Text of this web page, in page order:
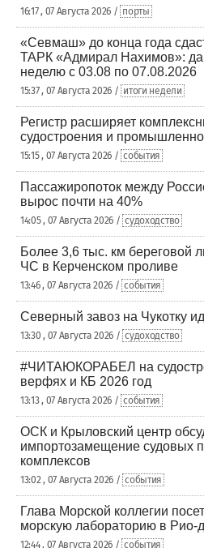
16:17 , 07 Августа 2026 / порты
«Севмаш» до конца года
ТАРК «Адмирал Нахимов»:
неделю с 03.08 по 07.08.2026
15:37 , 07 Августа 2026 / итоги недели
Регистр расширяет
судостроения и
15:15 , 07 Августа 2026 / события
Пассажиропоток между
вырос почти на 40%
14:05 , 07 Августа 2026 / судоходство
Более 3,6 тыс. км береговой
ЧС в Керченском проливе
13:46 , 07 Августа 2026 / события
Северный завоз на Чукотку
13:30 , 07 Августа 2026 / судоходство
#ЧИТАЮКОРАБЕЛ на
верфях и КБ 2026 год
13:13 , 07 Августа 2026 / события
ОСК и Крыловский центр
импортозамещение судовых
комплексов
13:02 , 07 Августа 2026 / события
Глава Морской коллегии
морскую лабораторию в
12:44 , 07 Августа 2026 / события